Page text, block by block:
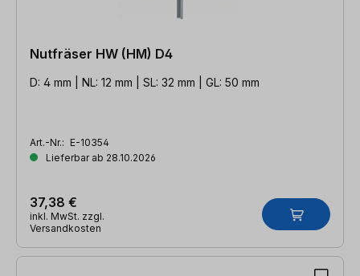
Nutfräser HW (HM) D4
D: 4 mm | NL: 12 mm | SL: 32 mm | GL: 50 mm
Art.-Nr.: E-10354
Lieferbar ab 28.10.2026
37,38 €
inkl. MwSt. zzgl.
Versandkosten